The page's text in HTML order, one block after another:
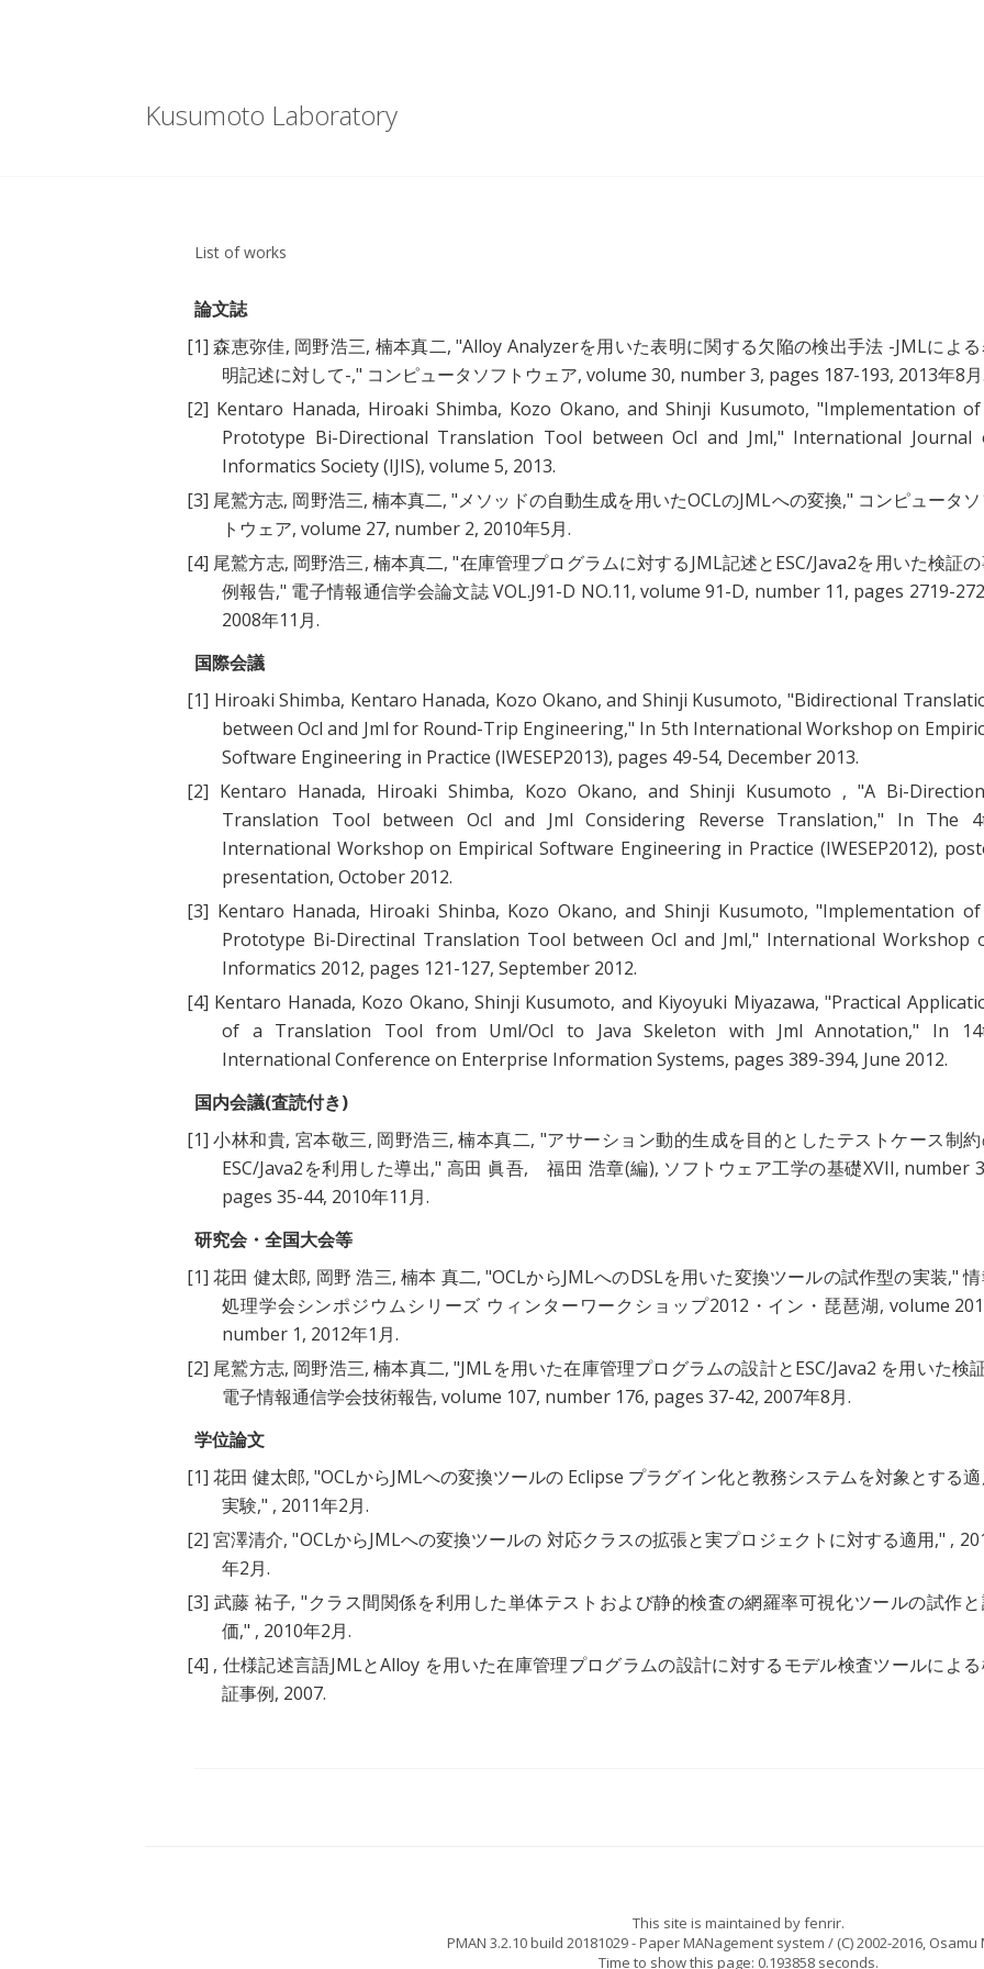
Kusumoto Laboratory
List of works
論文誌
[1] 森恵弥佳, 岡野浩三, 楠本真二, "Alloy Analyzerを用いた表明に関する欠陥の検出手法 -JMLによ
明記述に対して-," コンピュータソフトウェア, volume 30, number 3, pages 187-193, 2013年8月.
[2] Kentaro Hanada, Hiroaki Shimba, Kozo Okano, and Shinji Kusumoto, "Implementation
Prototype Bi-Directional Translation Tool between Ocl and Jml," International Journal
Informatics Society (IJIS), volume 5, 2013.
[3] 尾鷲方志, 岡野浩三, 楠本真二, "メソッドの自動生成を用いたOCLのJMLへの変換," コンピュータ
トウェア, volume 27, number 2, 2010年5月.
[4] 尾鷲方志, 岡野浩三, 楠本真二, "在庫管理プログラムに対するJML記述とESC/Java2を用いた検証
例報告," 電子情報通信学会論文誌 VOL.J91-D NO.11, volume 91-D, number 11, pages 2719-
2008年11月.
国際会議
[1] Hiroaki Shimba, Kentaro Hanada, Kozo Okano, and Shinji Kusumoto, "Bidirectional
between Ocl and Jml for Round-Trip Engineering," In 5th International Workshop on
Software Engineering in Practice (IWESEP2013), pages 49-54, December 2013.
[2] Kentaro Hanada, Hiroaki Shimba, Kozo Okano, and Shinji Kusumoto , "A Bi-
Translation Tool between Ocl and Jml Considering Reverse Translation," In The
International Workshop on Empirical Software Engineering in Practice (IWESEP2012),
presentation, October 2012.
[3] Kentaro Hanada, Hiroaki Shinba, Kozo Okano, and Shinji Kusumoto, "Implementation
Prototype Bi-Directinal Translation Tool between Ocl and Jml," International Workshop
Informatics 2012, pages 121-127, September 2012.
[4] Kentaro Hanada, Kozo Okano, Shinji Kusumoto, and Kiyoyuki Miyazawa, "Practical
of a Translation Tool from Uml/Ocl to Java Skeleton with Jml Annotation," In
International Conference on Enterprise Information Systems, pages 389-394, June 2012.
国内会議(査読付き)
[1] 小林和貴, 宮本敬三, 岡野浩三, 楠本真二, "アサーション動的生成を目的としたテストケース制
ESC/Java2を利用した導出," 高田 眞吾, 福田 浩章(編), ソフトウェア工学の基礎XVII, number
pages 35-44, 2010年11月.
研究会・全国大会等
[1] 花田 健太郎, 岡野 浩三, 楠本 真二, "OCLからJMLへのDSLを用いた変換ツールの試作型の実装,"
処理学会シンポジウムシリーズ ウィンターワークショップ2012・イン・琵琶湖, volume
number 1, 2012年1月.
[2] 尾鷲方志, 岡野浩三, 楠本真二, "JMLを用いた在庫管理プログラムの設計とESC/Java2 を用いた検
電子情報通信学会技術報告, volume 107, number 176, pages 37-42, 2007年8月.
学位論文
[1] 花田 健太郎, "OCLからJMLへの変換ツールの Eclipse プラグイン化と教務システムを対象とする
実験," , 2011年2月.
[2] 宮澤清介, "OCLからJMLへの変換ツールの 対応クラスの拡張と実プロジェクトに対する適用," ,
年2月.
[3] 武藤 祐子, "クラス間関係を利用した単体テストおよび静的検査の網羅率可視化ツールの試作
価," , 2010年2月.
[4] , 仕様記述言語JMLとAlloy を用いた在庫管理プログラムの設計に対するモデル検査ツールによ
証事例, 2007.
This site is maintained byfenrir.
PMAN 3.2.10 build 20181029- Paper MANagement system / (C) 2002-2016, Osamu
Time to show this page: 0.193858 seconds.